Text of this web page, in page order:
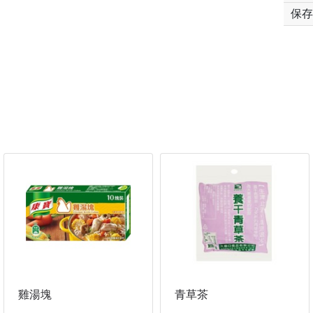
保
雞湯塊 青草茶